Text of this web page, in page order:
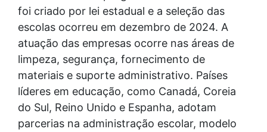
foi criado por lei estadual e a seleção das
escolas ocorreu em dezembro de 2024. A
atuação das empresas ocorre nas áreas de
limpeza, segurança, fornecimento de
materiais e suporte administrativo. Países
líderes em educação, como Canadá, Coreia
do Sul, Reino Unido e Espanha, adotam
parcerias na administração escolar, modelo